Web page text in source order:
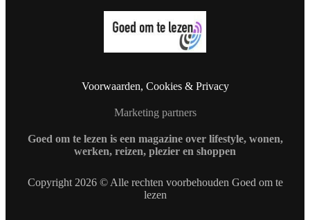
Voorwaarden, Cookies & Privacy
Marketing partners
Goed om te lezen is een magazine over lifestyle, wonen,
werken, reizen, plezier en shoppen
Copyright 2026 © Alle rechten voorbehouden Goed om te
lezen